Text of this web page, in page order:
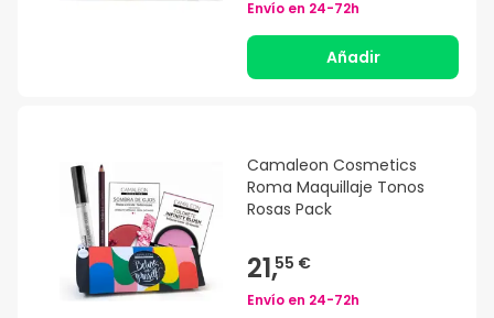
Envío en 24-72h
Añadir
Camaleon Cosmetics
Roma Maquillaje Tonos
Rosas Pack
21,55 €
Envío en 24-72h